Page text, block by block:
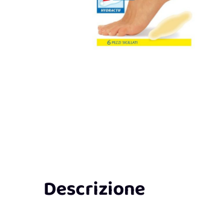
Descrizione